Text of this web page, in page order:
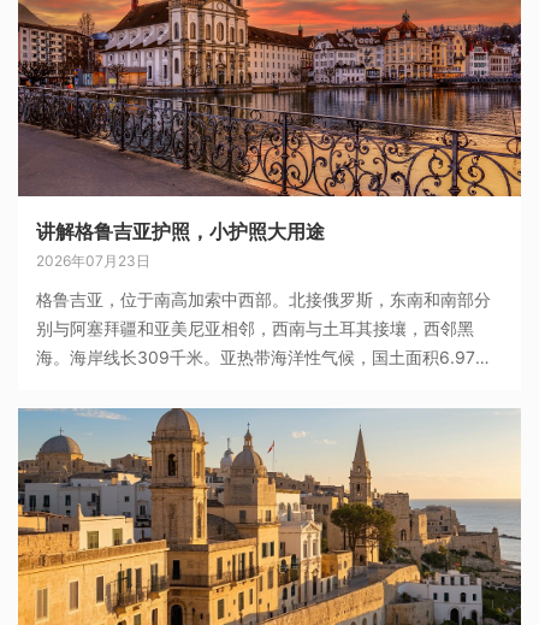
讲解格鲁吉亚护照，小护照大用途
2026年07月23日
格鲁吉亚，位于南高加索中西部。北接俄罗斯，东南和南部分
别与阿塞拜疆和亚美尼亚相邻，西南与土耳其接壤，西邻黑
海。海岸线长309千米。亚热带海洋性气候，国土面积6.97万
州、2个自治共和国组成。截至